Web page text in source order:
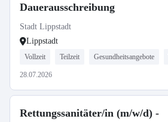
Dauerausschreibung
Stadt Lippstadt
Lippstadt
Vollzeit Teilzeit Gesundheitsangebote
28.07.2026
Rettungssanitäter/in (m/w/d) -